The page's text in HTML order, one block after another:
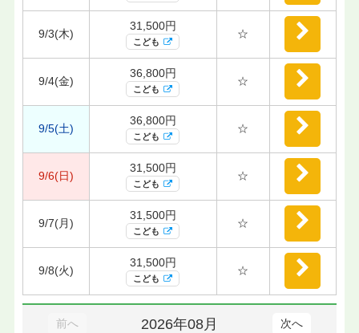
9/3(木)
31,500円
こども
☆
9/4(金)
36,800円
こども
☆
9/5(土)
36,800円
こども
☆
9/6(日)
31,500円
こども
☆
9/7(月)
31,500円
こども
☆
9/8(火)
31,500円
こども
☆
前へ 2026年08月 次へ